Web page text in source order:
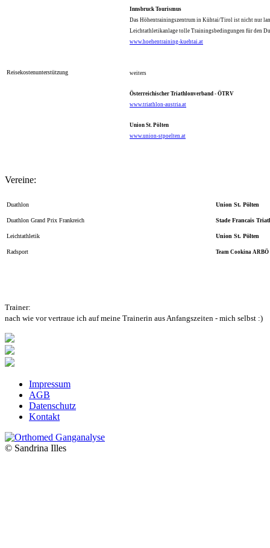
Reisekostenunterstützung
Innsbruck Tourismus
Das Höhentrainingszentrum in Kühtai/Tirol ist nicht nur
Leichtathletikanlage tolle Trainingsbedingungen für den
www.hoehentraining-kuehtai.at
weiters
Österreichischer Triathlonverband - ÖTRV
www.triathlon-austria.at
Union St. Pölten
www.union-stpoelten.at
Vereine:
Duathlon Union St. Pölten
Duathlon Grand Prix Frankreich Stade Francais
Leichtathletik Union St. Pölten
Radsport Team Cookina
Trainer:
nach wie vor vertraue ich auf meine Trainerin aus Anfangszeiten - mich selbst :)
Impressum
AGB
Datenschutz
Kontakt
© Sandrina Illes